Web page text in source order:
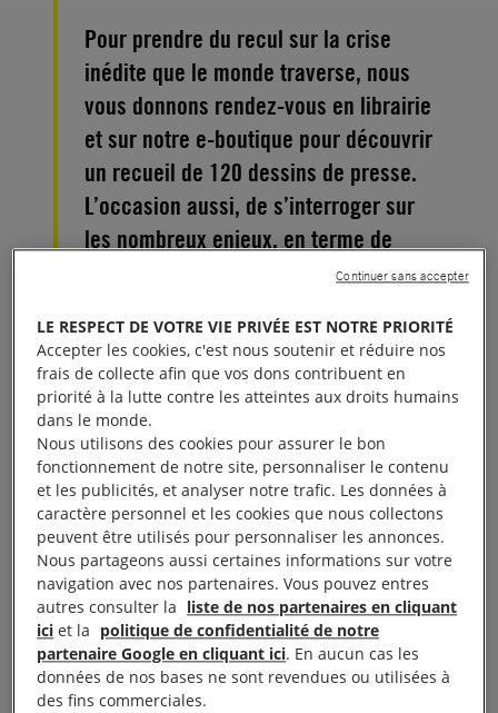
Pour prendre du recul sur la crise
inédite que le monde traverse, nous
vous donnons rendez-vous en librairie
et sur notre e-boutique pour découvrir
un recueil de 120 dessins de presse.
L’occasion aussi, de s’interroger sur
les nombreux enjeux, en terme de
droits humains, que soulève cette crise
Depuis plusieurs mois, le monde est plongé dans
une crise profonde. La situation sanitaire a de
conséquences immédiates sur les vies de millions
de personnes et pose aussi des défis inédits à tous
les citoyens et gouvernements du monde. Depuis le
début de cette crise, les dessinateurs engagés du
réseau Cartooning for Peace, répartis dans le monde
entier, n’ont pas levé le crayon. Leurs dessins livrent
aujourd’hui un témoignage inestimable de nos vies
bouleversées.
LE RESPECT DE VOTRE VIE PRIVÉE EST NOTRE PRIORITÉ
Accepter les cookies, c'est nous soutenir et réduire nos
frais de collecte afin que vos dons contribuent en
priorité à la lutte contre les atteintes aux droits humains
dans le monde.
Nous utilisons des cookies pour assurer le bon
fonctionnement de notre site, personnaliser le contenu
et les publicités, et analyser notre trafic. Les données à
caractère personnel et les cookies que nous collectons
peuvent être utilisés pour personnaliser les annonces.
Nous partageons aussi certaines informations sur votre
navigation avec nos partenaires. Vous pouvez entres
autres consulter la liste de nos partenaires en cliquant
ici et la politique de confidentialité de notre
partenaire Google en cliquant ici. En aucun cas les
données de nos bases ne sont revendues ou utilisées à
des fins commerciales.
Continuer sans accepter